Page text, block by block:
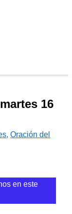
16
,Oración del
en este